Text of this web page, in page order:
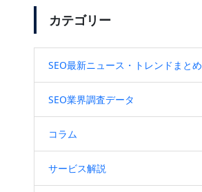
カテゴリー
SEO最新ニュース・トレンドまとめ
SEO業界調査データ
コラム
サービス解説